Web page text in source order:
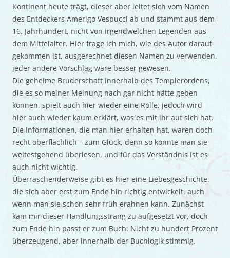
Kontinent heute trägt, dieser aber leitet sich vom Namen
des Entdeckers Amerigo Vespucci ab und stammt aus dem
16. Jahrhundert, nicht von irgendwelchen Legenden aus
dem Mittelalter. Hier frage ich mich, wie des Autor darauf
gekommen ist, ausgerechnet diesen Namen zu verwenden,
jeder andere Vorschlag wäre besser gewesen.
Die geheime Bruderschaft innerhalb des Templerordens,
die es so meiner Meinung nach gar nicht hätte geben
können, spielt auch hier wieder eine Rolle, jedoch wird
hier auch wieder kaum erklärt, was es mit ihr auf sich hat.
Die Informationen, die man hier erhalten hat, waren doch
recht oberflächlich – zum Glück, denn so konnte man sie
weitestgehend überlesen, und für das Verständnis ist es
auch nicht wichtig.
Überraschenderweise gibt es hier eine Liebesgeschichte,
die sich aber erst zum Ende hin richtig entwickelt, auch
wenn man sie schon sehr früh erahnen kann. Zunächst
kam mir dieser Handlungsstrang zu aufgesetzt vor, doch
zum Ende hin passt er zum Buch: Nicht zu hundert Prozent
überzeugend, aber innerhalb der Buchlogik stimmig.